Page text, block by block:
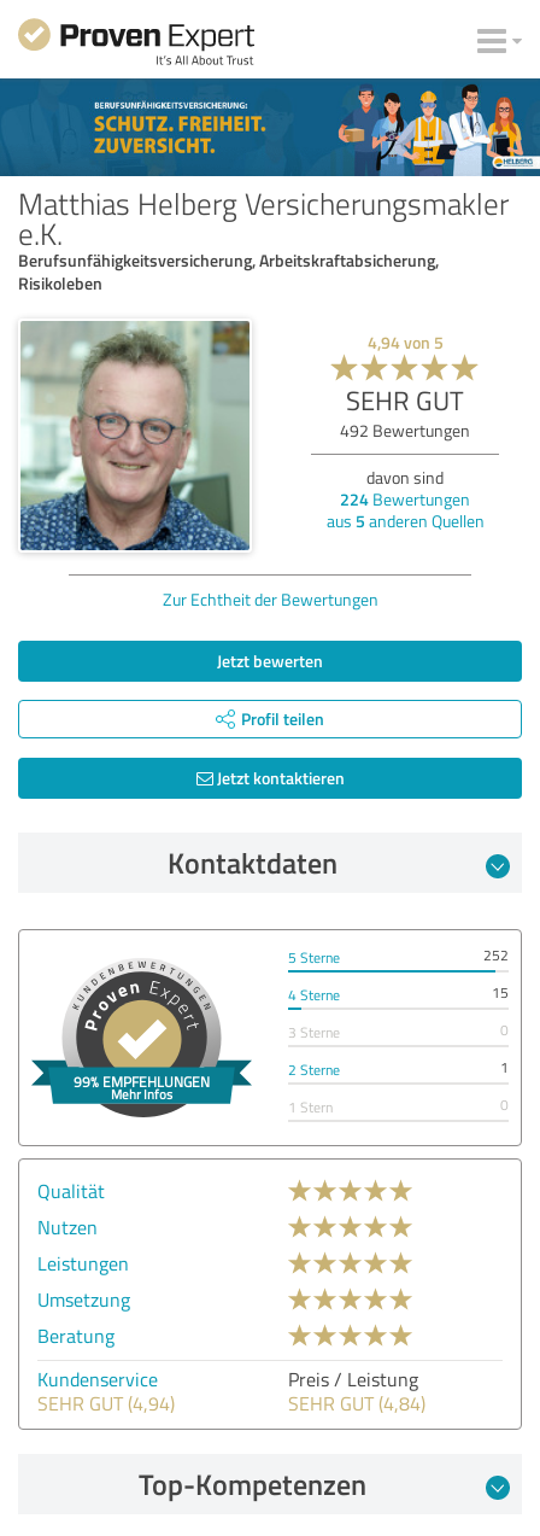
Matthias Helberg Versicherungsmakler
e.K.
Berufsunfähigkeitsversicherung, Arbeitskraftabsicherung,
Risikoleben
4,94von 5
SEHR GUT
492 Bewertungen
davon sind
224 Bewertungen
aus 5 anderen Quellen
Zur Echtheit der Bewertungen
Jetzt bewerten
Profil teilen
Jetzt kontaktieren
Kontaktdaten
5 Sterne
252
4 Sterne
15
3 Sterne
0
2 Sterne
1
1 Stern
0
Qualität
Nutzen
Leistungen
Umsetzung
Beratung
Kundenservice
SEHR GUT (4,94)
Preis / Leistung
SEHR GUT (4,84)
Top-Kompetenzen